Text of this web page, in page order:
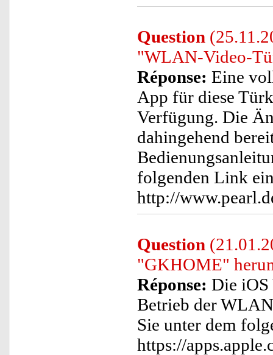
Question
"WLAN-Video-
Réponse: Eine
App für diese
Verfügung. Die
dahingehend
folgenden Link
http://
Question
"GKHOME"
Réponse: Die
Betrieb der
Sie unter dem
https://